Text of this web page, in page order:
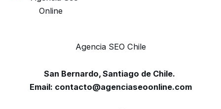
Agencia SEO Chile
San Bernardo, Santiago de Chile.
Email: contacto@agenciaseoonline.com